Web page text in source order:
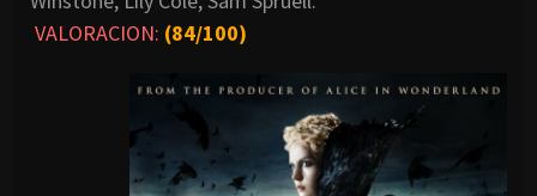
VALORACION: (84/100)